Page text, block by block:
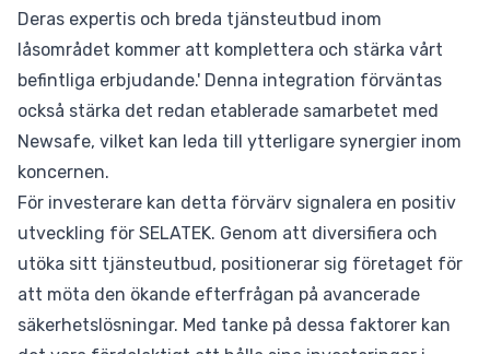
Deras expertis och breda tjänsteutbud inom
låsområdet kommer att komplettera och stärka vårt
befintliga erbjudande.' Denna integration förväntas
också stärka det redan etablerade samarbetet med
Newsafe, vilket kan leda till ytterligare synergier inom
koncernen.
För investerare kan detta förvärv signalera en positiv
utveckling för SELATEK. Genom att diversifiera och
utöka sitt tjänsteutbud, positionerar sig företaget för
att möta den ökande efterfrågan på avancerade
säkerhetslösningar. Med tanke på dessa faktorer kan